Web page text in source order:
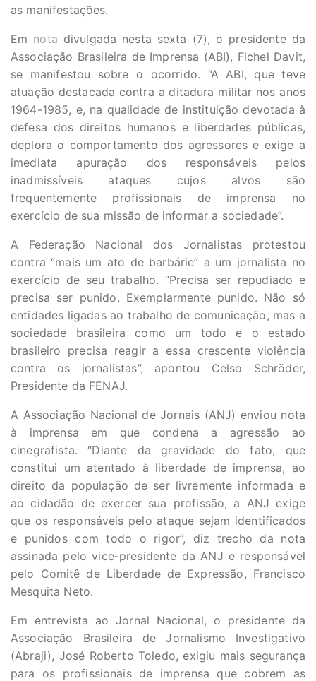
as manifestações.
Em nota divulgada nesta sexta (7), o presidente da
Associação Brasileira de Imprensa (ABI), Fichel Davit,
se manifestou sobre o ocorrido. “A ABI, que teve
atuação destacada contra a ditadura militar nos anos
1964-1985, e, na qualidade de instituição devotada à
defesa dos direitos humanos e liberdades públicas,
deplora o comportamento dos agressores e exige a
imediata apuração dos responsáveis pelos
inadmissíveis ataques cujos alvos são
frequentemente profissionais de imprensa no
exercício de sua missão de informar a sociedade”.
A Federação Nacional dos Jornalistas protestou
contra “mais um ato de barbárie” a um jornalista no
exercício de seu trabalho. “Precisa ser repudiado e
precisa ser punido. Exemplarmente punido. Não só
entidades ligadas ao trabalho de comunicação, mas a
sociedade brasileira como um todo e o estado
brasileiro precisa reagir a essa crescente violência
contra os jornalistas”, apontou Celso Schröder,
Presidente da FENAJ.
A Associação Nacional de Jornais (ANJ) enviou nota
à imprensa em que condena a agressão ao
cinegrafista. “Diante da gravidade do fato, que
constitui um atentado à liberdade de imprensa, ao
direito da população de ser livremente informada e
ao cidadão de exercer sua profissão, a ANJ exige
que os responsáveis pelo ataque sejam identificados
e punidos com todo o rigor”, diz trecho da nota
assinada pelo vice-presidente da ANJ e responsável
pelo Comitê de Liberdade de Expressão, Francisco
Mesquita Neto.
Em entrevista ao Jornal Nacional, o presidente da
Associação Brasileira de Jornalismo Investigativo
(Abraji), José Roberto Toledo, exigiu mais segurança
para os profissionais de imprensa que cobrem as